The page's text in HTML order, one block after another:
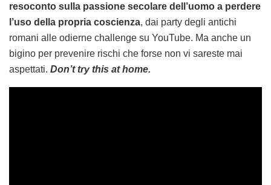
resoconto sulla passione secolare dell’uomo a perdere
l’uso della propria coscienza, dai party degli antichi
romani alle odierne challenge su YouTube. Ma anche un
bigino per prevenire rischi che forse non vi sareste mai
aspettati. Don’t try this at home.